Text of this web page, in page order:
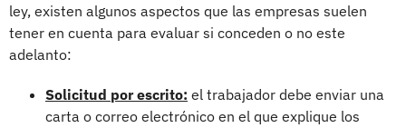
ley, existen algunos aspectos que las empresas suelen
tener en cuenta para evaluar si conceden o no este
adelanto:
Solicitud por escrito: el trabajador debe enviar una
carta o correo electrónico en el que explique los